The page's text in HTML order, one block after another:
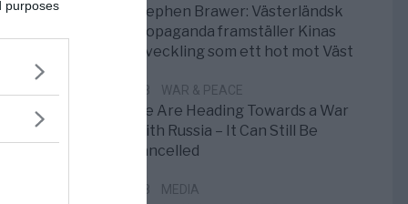
purposes
Stephen Brawer: Västerländsk
propaganda framställer Kinas
utveckling som ett hot mot Väst
1/8 WAR & PEACE
We Are Heading Towards a War
With Russia – It Can Still Be
Cancelled
1/8 MEDIA